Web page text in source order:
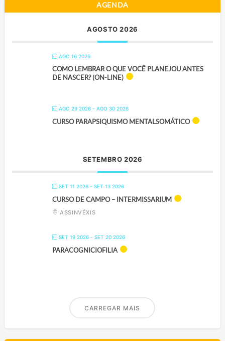
AGENDA
AGOSTO 2026
AGO 16 2026
COMO LEMBRAR O QUE VOCÊ PLANEJOU ANTES
DE NASCER? (ON-LINE)
AGO 29 2026- AGO 30 2026
CURSO PARAPSIQUISMO MENTALSOMÁTICO
SETEMBRO 2026
SET 11 2026- SET 13 2026
CURSO DE CAMPO – INTERMISSARIUM
ASSINVÉXIS
SET 19 2026- SET 20 2026
PARACOGNICIOFILIA
CARREGAR MAIS